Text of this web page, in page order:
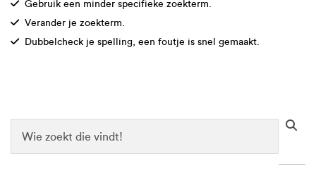
Check
Gebruik een minder specifieke zoekterm.
Check
Verander je zoekterm.
Check
Dubbelcheck je spelling, een foutje is snel gemaakt.